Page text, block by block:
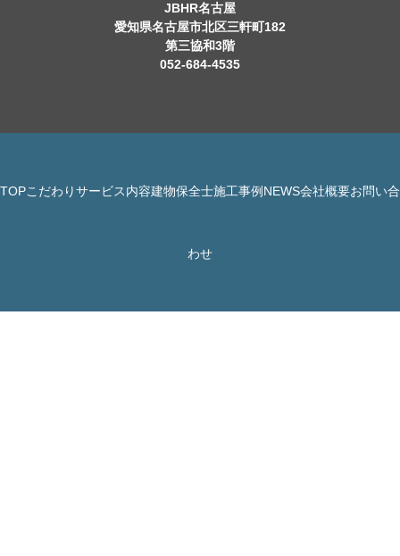
JBHR名古屋
愛知県名古屋市北区三軒町182
第三協和3階
052-684-4535
TOPこだわりサービス内容建物保全士施工事例 NEWS会社概要お問い合
わせ